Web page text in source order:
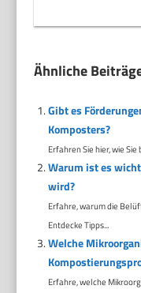
Ähnliche
Gibt es
Komposters?
Erfahren Sie hier, wie
Warum ist es
wird?
Erfahre, warum die
Entdecke Tipps...
Welche
Erfahre, welche